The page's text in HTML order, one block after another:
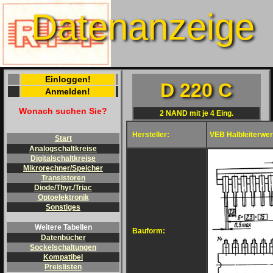
Datenanzeige
Einloggen!
Anmelden!
Wonach suchen Sie?
Start
Analogschaltkreise
Digitalschaltkreise
Mikrorechner/Speicher
Transistoren
Diode/Thyr./Triac
Optoelektronik
Sonstiges
Weitere Tabellen
Datenbücher
Sockelschaltungen
Kompatibel
Preislisten
D 220 C
2 NAND mit je 4 Eing.
Hersteller: VEB
Bauform: